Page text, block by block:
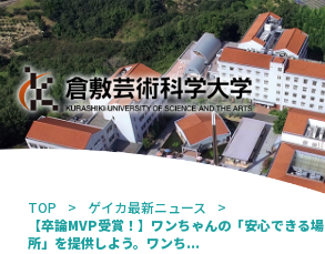
TOP
ゲイカ最新ニュース
【卒論MVP受賞！】ワンちゃんの「安心できる場
所」を提供しよう。ワンち...